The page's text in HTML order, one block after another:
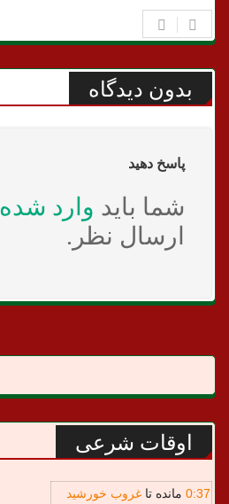
بدون دیدگاه
پاسخ دهید
شما باید وارد شده
ارسال نظر.
اوقات شرعی
0:37 مانده تا غروب خورشید